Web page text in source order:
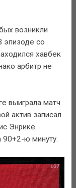
возникли
эпизоде со
хавбек
арбитр не
выиграла матч
актив записал
Энрике.
90+2-ю минуту.